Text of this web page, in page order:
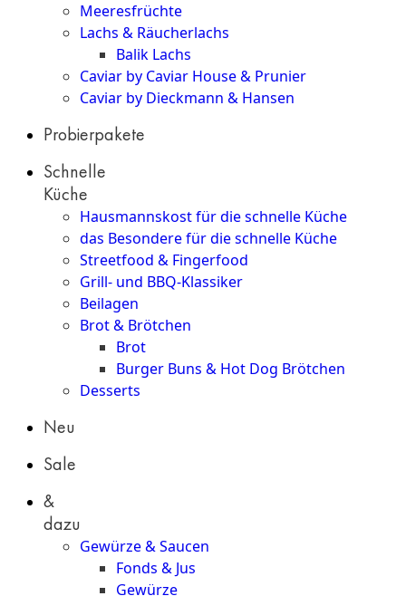
Meeresfrüchte
Lachs & Räucherlachs
Balik Lachs
Caviar by Caviar House & Prunier
Caviar by Dieckmann & Hansen
Probierpakete
Schnelle
Küche
Hausmannskost für die schnelle Küche
das Besondere für die schnelle Küche
Streetfood & Fingerfood
Grill- und BBQ-Klassiker
Beilagen
Brot & Brötchen
Brot
Burger Buns & Hot Dog Brötchen
Desserts
Neu
Sale
&
dazu
Gewürze & Saucen
Fonds & Jus
Gewürze